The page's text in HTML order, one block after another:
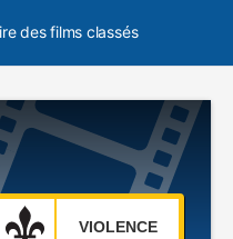
des films classés
VIOLENCE